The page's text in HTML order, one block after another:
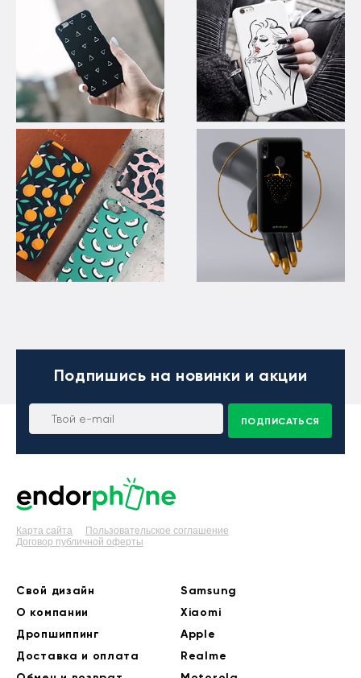
Подпишись на новинки и акции
ПОДПИСАТЬСЯ
Карта сайта
Пользовательское соглашение
Договор публичной оферты
Свой дизайн
О компании
Дропшиппинг
Доставка и оплата
Samsung
Xiaomi
Apple
Realme